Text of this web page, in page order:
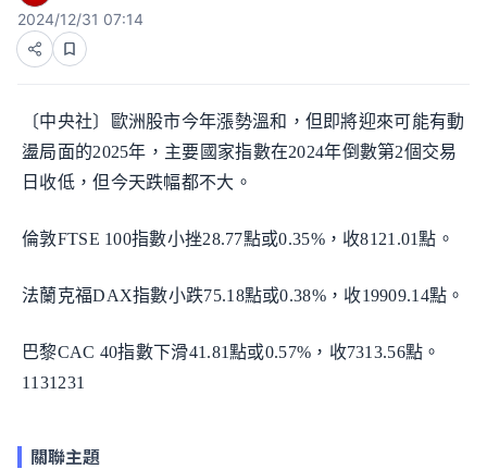
2024/12/31 07:14
〔中央社〕歐洲股市今年漲勢溫和，但即將迎來可能有動
盪局面的2025年，主要國家指數在2024年倒數第2個交易
日收低，但今天跌幅都不大。
倫敦FTSE 100指數小挫28.77點或0.35%，收8121.01點。
法蘭克福DAX指數小跌75.18點或0.38%，收19909.14點。
巴黎CAC 40指數下滑41.81點或0.57%，收7313.56點。
1131231
關聯主題